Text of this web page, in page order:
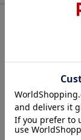
出版社
ページ数
対象年齢